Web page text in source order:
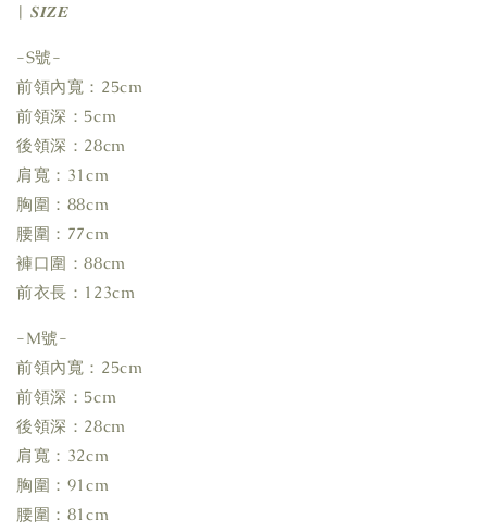
| 𝑺𝑰𝒁𝑬
-S號-
前領內寬：25cm
前領深：5cm
後領深：28cm
肩寬：31cm
胸圍：88cm
腰圍：77cm
褲口圍：88cm
前衣長：123cm
-M號-
前領內寬：25cm
前領深：5cm
後領深：28cm
肩寬：32cm
胸圍：91cm
腰圍：81cm